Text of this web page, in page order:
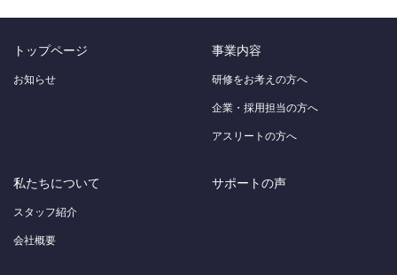
トップページ
お知らせ
事業内容
研修をお考えの方へ
企業・採用担当の方へ
アスリートの方へ
私たちについて
スタッフ紹介
会社概要
サポートの声